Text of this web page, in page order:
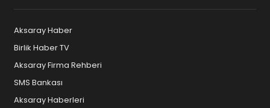
Aksaray Kuru Temizleme
Aksaray Kuruyemiş ve Kahve
Aksaray Mimar – Mühendis
Aksaray Mobilya ve Beyaz eşya
Aksaray Haber
Birlik Haber TV
Aksaray Firma Rehberi
SMS Bankası
Aksaray Haberleri